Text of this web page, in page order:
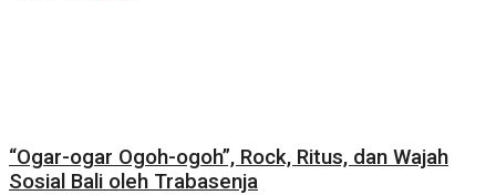
“Ogar-ogar Ogoh-ogoh”, Rock, Ritus, dan Wajah
Sosial Bali oleh Trabasenja